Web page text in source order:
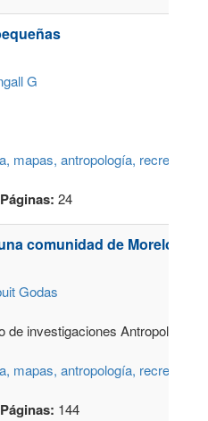
G
mapas, antropología, recreación
Páginas: 24
comunidad de Morelos
Godas
de investigaciones Antropológicas
mapas, antropología, recreación
Páginas: 144